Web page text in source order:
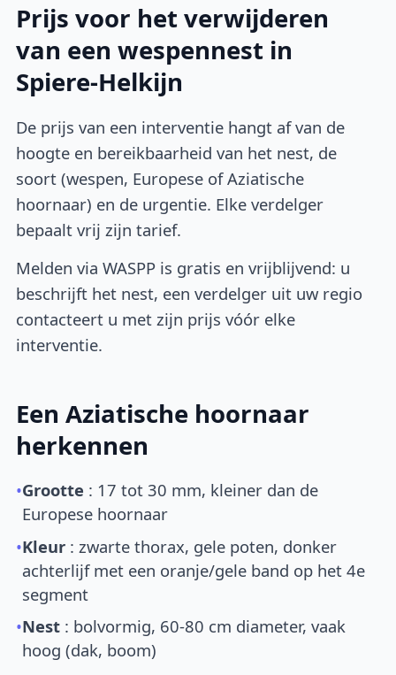
Prijs voor het verwijderen
van een wespennest in
Spiere-Helkijn
De prijs van een interventie hangt af van de
hoogte en bereikbaarheid van het nest, de
soort (wespen, Europese of Aziatische
hoornaar) en de urgentie. Elke verdelger
bepaalt vrij zijn tarief.
Melden via WASPP is gratis en vrijblijvend: u
beschrijft het nest, een verdelger uit uw regio
contacteert u met zijn prijs vóór elke
interventie.
Een Aziatische hoornaar
herkennen
•Grootte : 17 tot 30 mm, kleiner dan de
Europese hoornaar
•Kleur : zwarte thorax, gele poten, donker
achterlijf met een oranje/gele band op het 4e
segment
•Nest : bolvormig, 60-80 cm diameter, vaak
hoog (dak, boom)